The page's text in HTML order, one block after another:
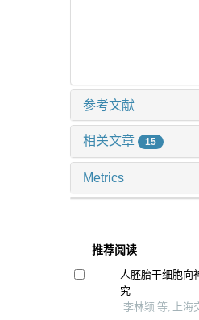
参考文献
相关文章 15
Metrics
推荐阅读
人胚胎干细胞向
究
李林颖 等, 上海